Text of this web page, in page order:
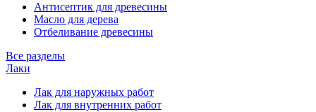
Антисептик для древесины
Масло для дерева
Отбеливание древесины
Все разделы
Лаки
Лак для наружных работ
Лак для внутренних работ